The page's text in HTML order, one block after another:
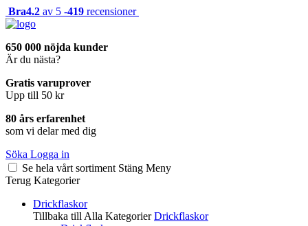
Bra4.2 av 5 -419 recensioner
650 000 nöjda kunder
Är du nästa?
Gratis varuprover
Upp till 50 kr
80 års erfarenhet
som vi delar med dig
Söka Logga in
Se hela vårt sortiment Stäng Meny
Terug Kategorier
Drickflaskor
Tillbaka till Alla Kategorier Drickflaskor